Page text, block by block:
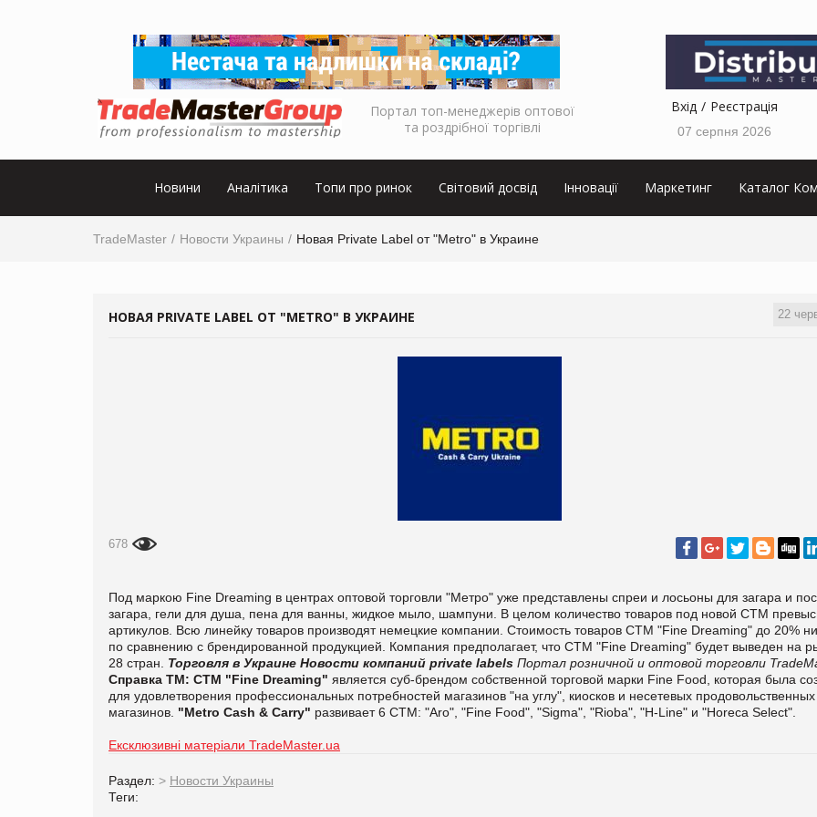
Портал топ-менеджерів оптової
та роздрібної торгівлі
Вхід Реєстрація
07 серпня 2026
Новини Аналітика Топи про ринок Світовий досвід Інновації Маркетинг Каталог
TradeMaster Новости Украины Новая Private Label от "Metro" в Украине
22
НОВАЯ PRIVATE LABEL ОТ "METRO" В УКРАИНЕ
678
Под маркою Fine Dreaming в центрах оптовой торговли "Метро" уже представлены спреи и лосьоны для загара и
загара, гели для душа, пена для ванны, жидкое мыло, шампуни. В целом количество товаров под новой СТМ
артикулов. Всю линейку товаров производят немецкие компании. Стоимость товаров СТМ "Fine Dreaming" до 20%
по сравнению с брендированной продукцией. Компания предполагает, что СТМ "Fine Dreaming" будет выведен на
28 стран. Торговля в Украине Новости компаний private labels Портал розничной и оптовой торговли
Справка ТМ: СТМ "Fine Dreaming" является суб-брендом собственной торговой марки Fine Food, которая была
для удовлетворения профессиональных потребностей магазинов "на углу", киосков и несетевых продовольственных
магазинов. "Metro Cash & Carry" развивает6 СТМ: "Aro", "Fine Food", "Sigma", "Rioba", "H-Line" и "Horeca Select".
Ексклюзивні матеріали TradeMaster.ua
Раздел: > Новости Украины
Теги: